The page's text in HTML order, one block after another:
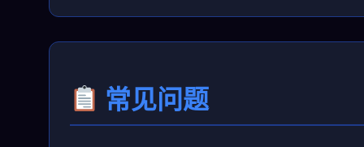
常见问题